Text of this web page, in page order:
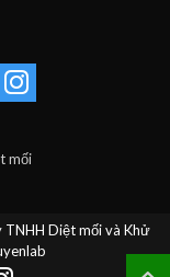
mối
TNHH Diệt mối và Khử